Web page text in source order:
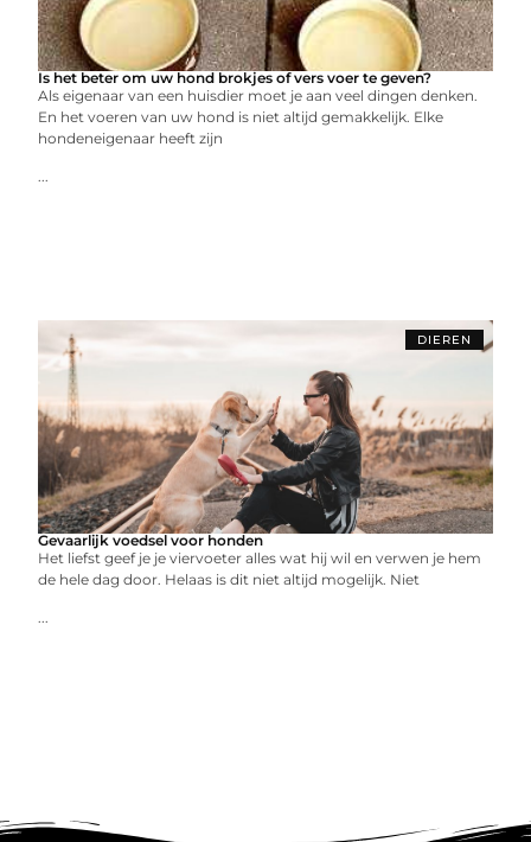
Is het beter om uw hond brokjes of vers voer te geven?
Als eigenaar van een huisdier moet je aan veel dingen denken.
En het voeren van uw hond is niet altijd gemakkelijk. Elke
hondeneigenaar heeft zijn
...
DIEREN
Gevaarlijk voedsel voor honden
Het liefst geef je je viervoeter alles wat hij wil en verwen je hem
de hele dag door. Helaas is dit niet altijd mogelijk. Niet
...